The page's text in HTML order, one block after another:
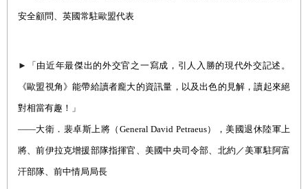
安全顧問、英國常駐歐盟代表
► 「由近年最傑出的外交官之一寫成，引人入勝的現代外交記述。
《歐盟視角》能帶給讀者龐大的資訊量，以及出色的見解，讀起來絕
對相當有趣！」
――大衛．裴卓斯上將 （ General David Petraeus），美國退休陸軍上
將、前伊拉克增援部隊指揮官、美國中央司令部、北約／美軍駐阿富
汗部隊、前中情局局長